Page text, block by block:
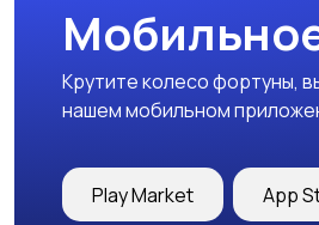
Крутите колесо фортуны,
нашем мобильном
Play Market App